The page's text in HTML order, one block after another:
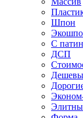
Шпон
С
ДСП